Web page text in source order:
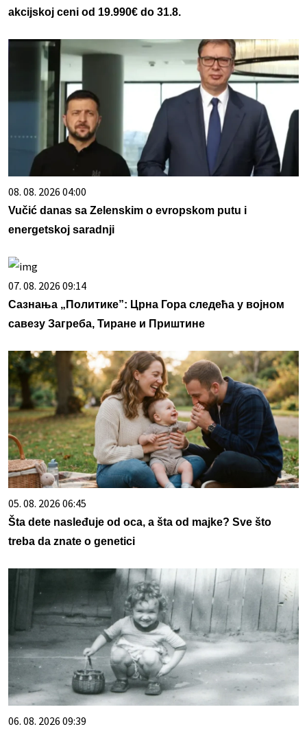
akcijskoj ceni od 19.990€ do 31.8.
08. 08. 2026 04:00
Vučić danas sa Zelenskim o evropskom putu i
energetskoj saradnji
07. 08. 2026 09:14
Сазнања „Политике”: Црна Гора следећа у војном
савезу Загреба, Тиране и Приштине
05. 08. 2026 06:45
Šta dete nasleđuje od oca, a šta od majke? Sve što
treba da znate o genetici
06. 08. 2026 09:39